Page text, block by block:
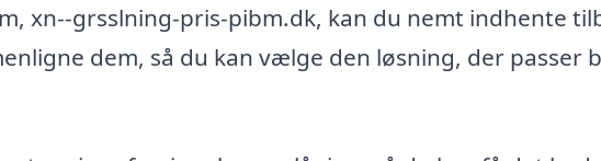
xn--grsslning-pris-pibm.dk, kan du nemt indhente
dem, så du kan vælge den løsning, der passer